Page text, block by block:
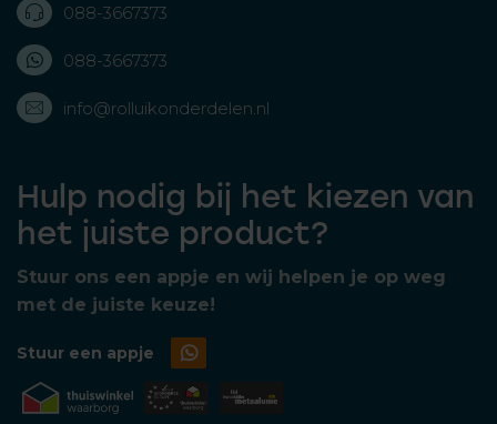
088-3667373
088-3667373
info@rolluikonderdelen.nl
Hulp nodig bij het kiezen van
het juiste product?
Stuur ons een appje en wij helpen je op weg
met de juiste keuze!
Stuur een appje